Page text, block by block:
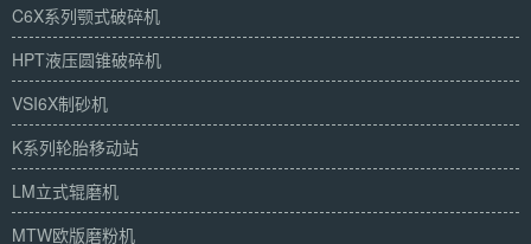
C6X系列颚式破碎机
HPT液压圆锥破碎机
VSI6X制砂机
K系列轮胎移动站
LM立式辊磨机
MTW欧版磨粉机